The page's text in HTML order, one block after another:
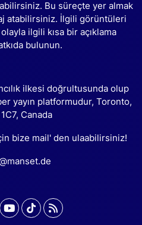
Bu süreçte yer almak
atabilirsiniz. İlgili görüntüleri
ilgili kısa bir açıklama
bulunun.
ilkesi doğrultusunda olup
yayın platformudur, Toronto,
Canada
bize mail' den ulaabilirsiniz!